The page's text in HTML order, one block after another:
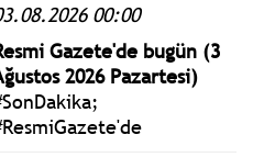
cezaevine
00:00
Gazete'de bugün (3
2026 Pazartesi)